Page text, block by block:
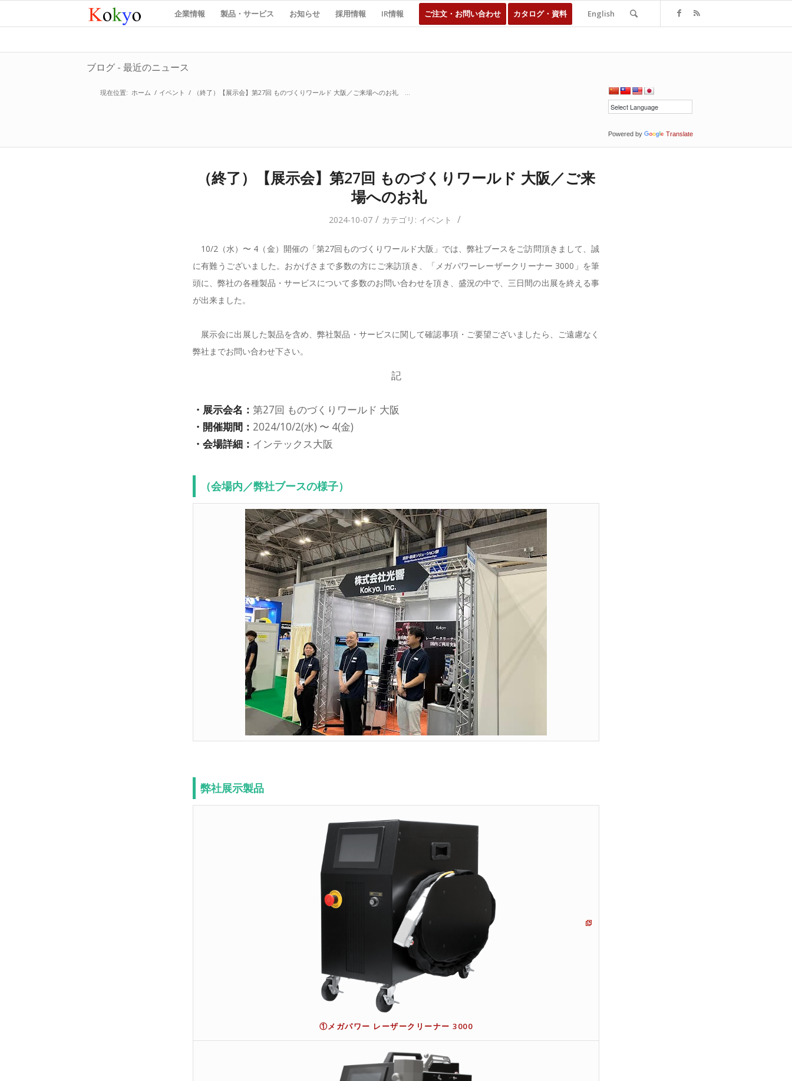
企業情報 製品・サービス お知らせ 採用情報 IR情報 ご注文・お問い合わせ カタログ・資料 English
ブログ - 最近のニュース
Powered by Translate
現在位置: ホーム / イベント / （終了）【展示会】第27回 ものづくりワールド 大阪／ご来場へのお礼 ...
（終了）【展示会】第27回 ものづくりワールド 大阪／ご来
場へのお礼
2024-10-07 / カテゴリ: イベント /
10/2（水）〜 4（金）開催の「第27回ものづくりワールド大阪」では、弊社ブースをご訪問頂きまして、誠
に有難うございました。おかげさまで多数の方にご来訪頂き、「メガパワーレーザークリーナー 3000」を筆
頭に、弊社の各種製品・サービスについて多数のお問い合わせを頂き、盛況の中で、三日間の出展を終える事
が出来ました。
展示会に出展した製品を含め、弊社製品・サービスに関して確認事項・ご要望ございましたら、ご遠慮なく
弊社までお問い合わせ下さい。
記
・展示会名： 第27回 ものづくりワールド 大阪
・開催期間： 2024/10/2(水) 〜 4(金)
・会場詳細： インテックス大阪
（会場内／弊社ブースの様子）
弊社展示製品
①メガパワー レーザークリーナー 3000